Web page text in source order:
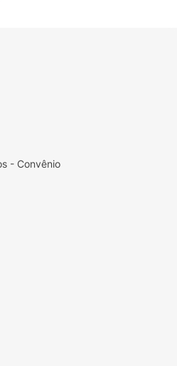
- Convênio